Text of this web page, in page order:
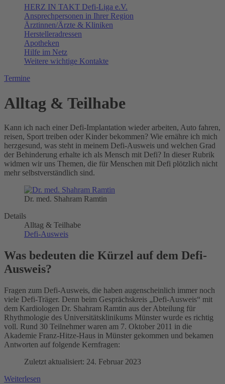
HERZ IN TAKT Defi-Liga e.V.
Ansprechpersonen in Ihrer Region
Ärztinnen/Ärzte & Kliniken
Herstelleradressen
Apotheken
Hilfe im Netz
Weitere wichtige Kontakte
Termine
Alltag & Teilhabe
Kann ich nach einer Defi-Implantation wieder arbeiten, Auto fahren,
reisen, Sport treiben oder Kinder bekommen? Wie ernähre ich mich
herzgesund, was steht in meinem Defi-Ausweis und welchen Grad
der Behinderung erhalte ich als Mensch mit Defi? In dieser Rubrik
widmen wir uns Themen, die für Menschen mit Defi plötzlich nicht
mehr selbstverständlich sind.
Dr. med. Shahram Ramtin
Details
Alltag & Teilhabe
Defi-Ausweis
Was bedeuten die Kürzel auf dem Defi-
Ausweis?
Fragen zum Defi-Ausweis, die haben augenscheinlich immer noch
viele Defi-Träger. Denn beim Gesprächskreis „Defi-Ausweis“ mit
dem Kardiologen Dr. Shahram Ramtin aus der Abteilung für
Rhythmologie des Universitätsklinikums Münster wurde es richtig
voll. Rund 30 Teilnehmer waren am 7. Oktober 2011 in die
Akademie Franz-Hitze-Haus in Münster gekommen und bekamen
Antworten auf folgende Kernfragen:
Zuletzt aktualisiert: 24. Februar 2023
Weiterlesen